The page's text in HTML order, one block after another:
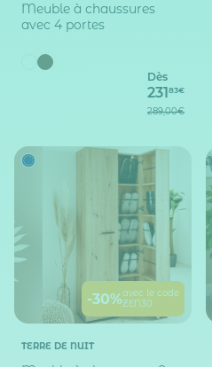
Meuble à chaussures
avec 4 portes
Dès
23183€
289,00€
-30%avec le code
ZEN30
TERRE DE NUIT